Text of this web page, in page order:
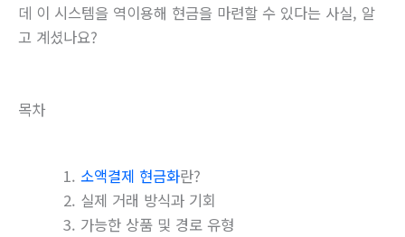
데 이 시스템을 역이용해 현금을 마련할 수 있다는 사실, 알
고 계셨나요?
목차
소액결제 현금화란?
실제 거래 방식과 기회
가능한 상품 및 경로 유형